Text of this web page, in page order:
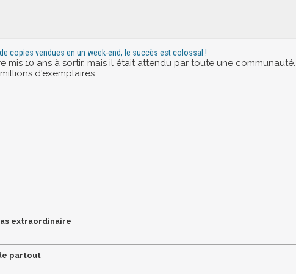
copies vendues en un week-end, le succès est colossal !
mis 10 ans à sortir, mais il était attendu par toute une
d'exemplaires.
extraordinaire
partout